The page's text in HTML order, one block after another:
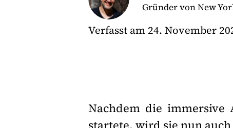
Gründer von New
Verfasst am 24. November
Nachdem die immersive
startete, wird sie nun